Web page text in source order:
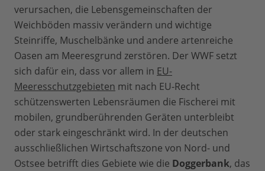
verursachen, die Lebensgemeinschaften der
Weichböden massiv verändern und wichtige
Steinriffe, Muschelbänke und andere artenreiche
Oasen am Meeresgrund zerstören. Der WWF setzt
sich dafür ein, dass vor allem in EU-
Meeresschutzgebieten mit nach EU-Recht
schützenswerten Lebensräumen die Fischerei mit
mobilen, grundberührenden Geräten unterbleibt
oder stark eingeschränkt wird. In der deutschen
ausschließlichen Wirtschaftszone von Nord- und
Ostsee betrifft dies Gebiete wie die Doggerbank, das